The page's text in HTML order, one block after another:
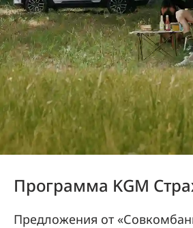
Программа KGM
Предложения от